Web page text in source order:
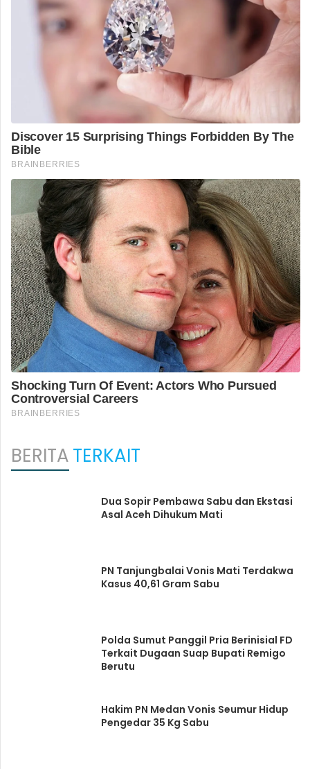
BERITATERKAIT
Dua Sopir Pembawa Sabu dan Ekstasi
Asal Aceh Dihukum Mati
PN Tanjungbalai Vonis Mati Terdakwa
Kasus 40,61 Gram Sabu
Polda Sumut Panggil Pria Berinisial FD
Terkait Dugaan Suap Bupati Remigo
Berutu
Hakim PN Medan Vonis Seumur Hidup
Pengedar 35 Kg Sabu